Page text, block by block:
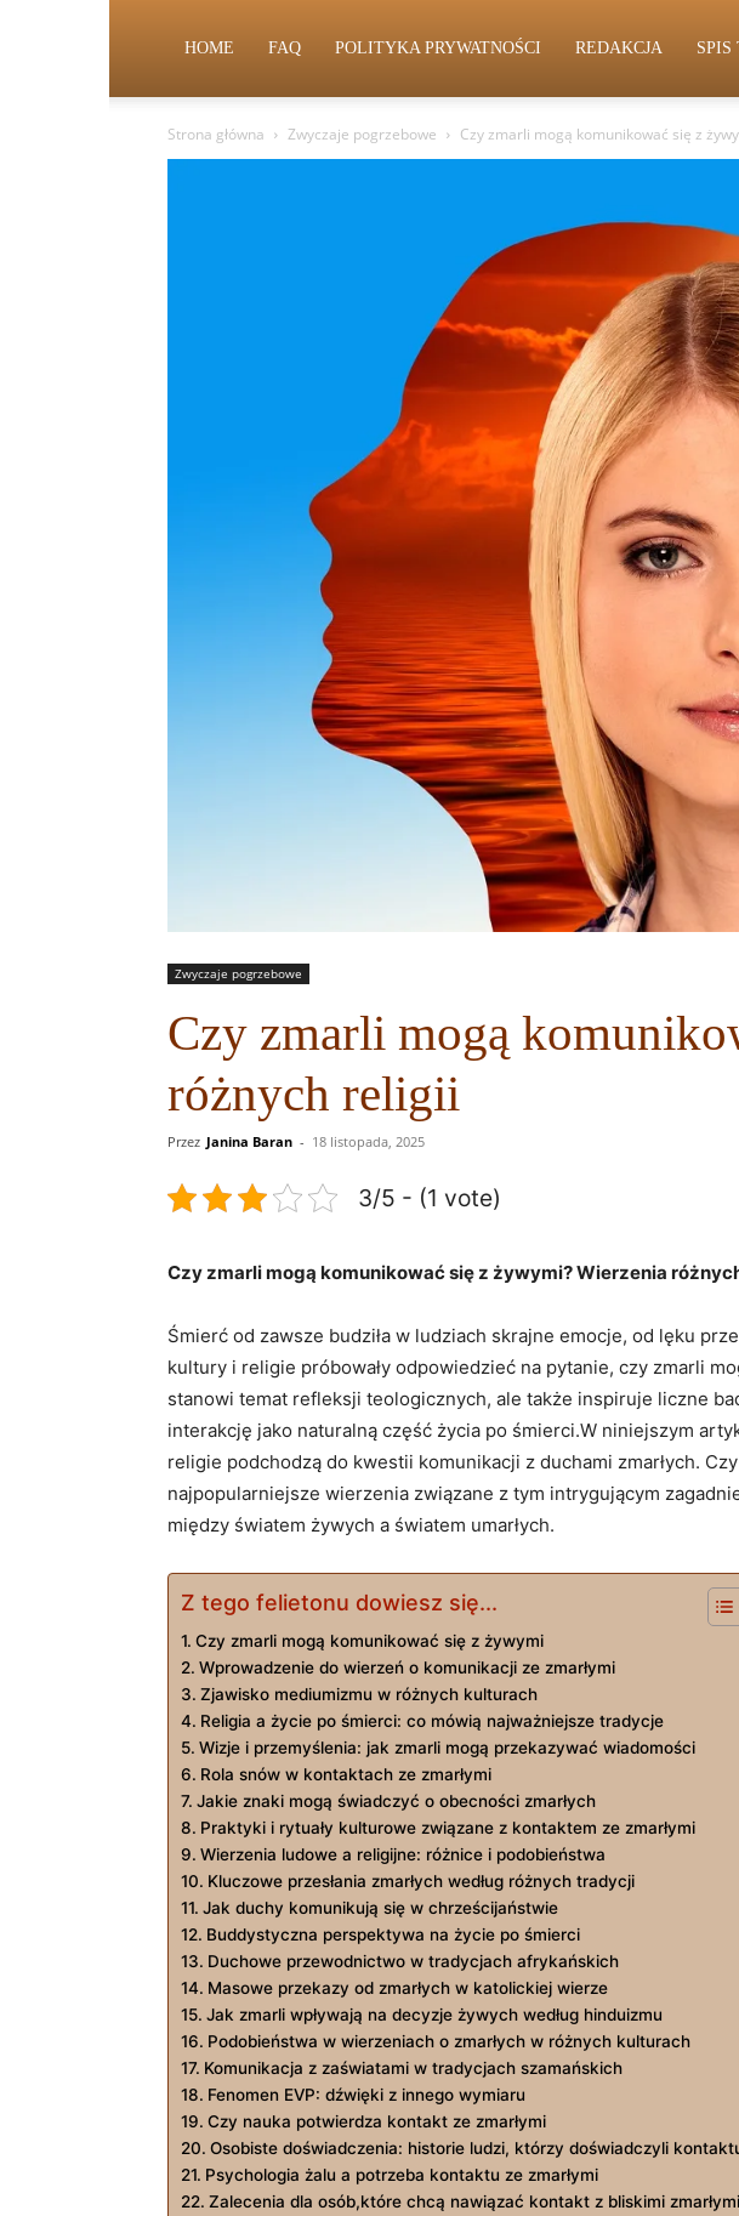
HOME FAQ POLITYKA PRYWATNOŚCI REDAKCJA SPIS
Strona główna Zwyczaje pogrzebowe Czy zmarli mogą komunikować się z
Zwyczaje pogrzebowe
Czy zmarli mogą
różnych religii
Przez Janina Baran - 18 listopada, 2025
3/5 - (1 vote)
Czy zmarli mogą komunikować‌ się z żywymi? Wierzenia
Śmierć od zawsze budziła w ludziach‌ skrajne emocje, od lęku
kultury⁢ i religie próbowały ‍odpowiedzieć na pytanie, czy ⁤zmarli
stanowi temat refleksji teologicznych, ale także‍ inspiruje liczne
interakcję jako naturalną część życia po śmierci.W niniejszym
religie podchodzą do ⁢kwestii komunikacji z duchami⁣ zmarłych.
najpopularniejsze ​wierzenia związane⁢ z tym intrygującym
między światem żywych a światem umarłych.
Z tego felietonu dowiesz się...
Czy zmarli mogą ​komunikować⁤ się ​z żywymi
Wprowadzenie do wierzeń o komunikacji ze zmarłymi
Zjawisko mediumizmu ⁤w różnych kulturach
Religia a życie po ‌śmierci: co‌ mówią ‍najważniejsze tradycje
Wizje i przemyślenia:⁢ jak zmarli mogą przekazywać‌ wiadomości
Rola snów w kontaktach ze zmarłymi
Jakie znaki mogą ​świadczyć o obecności zmarłych
Praktyki i rytuały kulturowe związane⁤ z kontaktem ze zmarłymi
Wierzenia ludowe a ‍religijne: różnice i podobieństwa
Kluczowe ‍przesłania⁢ zmarłych według różnych‍ tradycji
Jak duchy ‌komunikują się⁢ w ⁣chrześcijaństwie
Buddystyczna perspektywa ⁢na życie po‍ śmierci
Duchowe przewodnictwo w tradycjach afrykańskich
Masowe przekazy‌ od zmarłych w katolickiej wierze
Jak⁣ zmarli wpływają na decyzje żywych według ⁤hinduizmu
Podobieństwa‌ w wierzeniach o zmarłych w‌ różnych kulturach
Komunikacja z zaświatami w tradycjach szamańskich
Fenomen ‍EVP: dźwięki‌ z innego wymiaru
Czy nauka potwierdza kontakt ze zmarłymi
Osobiste doświadczenia: historie ludzi, którzy doświadczyli
Psychologia‌ żalu ‌a potrzeba kontaktu ze zmarłymi
Zalecenia ⁣dla osób,które chcą nawiązać kontakt z bliskimi ⁤zmarłymi